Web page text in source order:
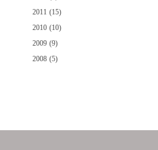
2011 (15)
2010 (10)
2009 (9)
2008 (5)